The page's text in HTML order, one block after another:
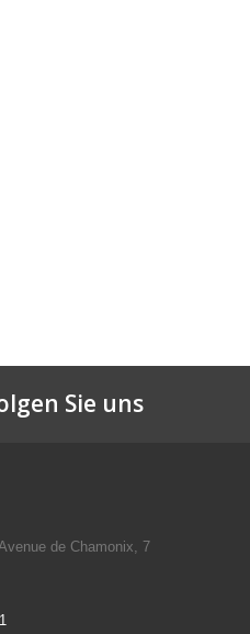
Sie uns
de Chamonix, 7